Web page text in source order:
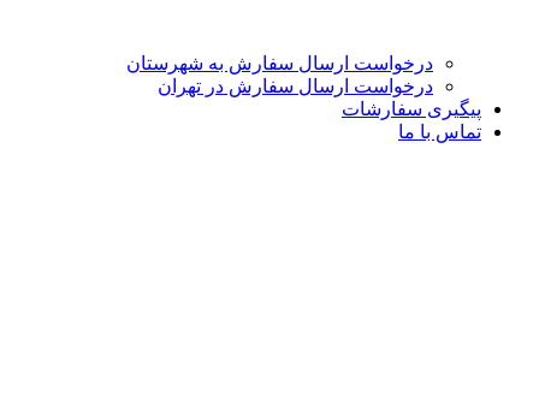
درخواست ارسال سفارش به شهرستان
درخواست ارسال سفارش در تهران
پیگیری سفارشات
تماس با ما